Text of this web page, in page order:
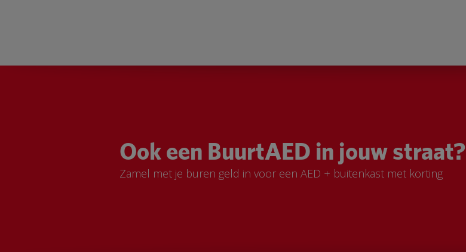
Ook een BuurtAED in jouw straat?
Zamel met je buren geld in voor een AED + buitenkast met korting